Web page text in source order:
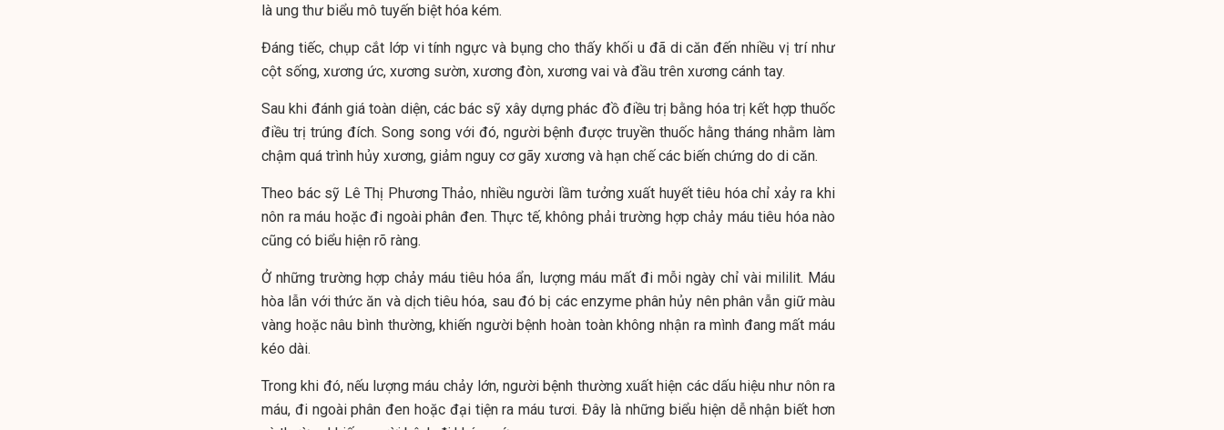
là ung thư biểu mô tuyến biệt hóa kém.
Đáng tiếc, chụp cắt lớp vi tính ngực và bụng cho thấy khối u đã di căn đến nhiều vị trí như
cột sống, xương ức, xương sườn, xương đòn, xương vai và đầu trên xương cánh tay.
Sau khi đánh giá toàn diện, các bác sỹ xây dựng phác đồ điều trị bằng hóa trị kết hợp thuốc
điều trị trúng đích. Song song với đó, người bệnh được truyền thuốc hằng tháng nhằm làm
chậm quá trình hủy xương, giảm nguy cơ gãy xương và hạn chế các biến chứng do di căn.
Theo bác sỹ Lê Thị Phương Thảo, nhiều người lầm tưởng xuất huyết tiêu hóa chỉ xảy ra khi
nôn ra máu hoặc đi ngoài phân đen. Thực tế, không phải trường hợp chảy máu tiêu hóa nào
cũng có biểu hiện rõ ràng.
Ở những trường hợp chảy máu tiêu hóa ẩn, lượng máu mất đi mỗi ngày chỉ vài mililit. Máu
hòa lẫn với thức ăn và dịch tiêu hóa, sau đó bị các enzyme phân hủy nên phân vẫn giữ màu
vàng hoặc nâu bình thường, khiến người bệnh hoàn toàn không nhận ra mình đang mất máu
kéo dài.
Trong khi đó, nếu lượng máu chảy lớn, người bệnh thường xuất hiện các dấu hiệu như nôn ra
máu, đi ngoài phân đen hoặc đại tiện ra máu tươi. Đây là những biểu hiện dễ nhận biết hơn